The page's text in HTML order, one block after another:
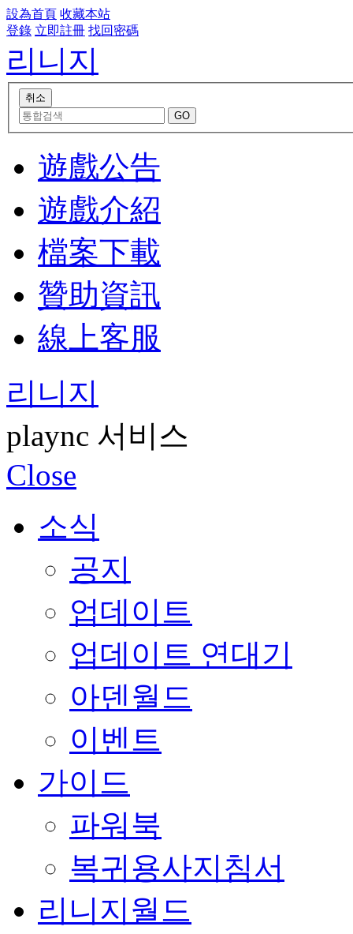
設為首頁 收藏本站
登錄 立即註冊 找回密碼
리니지
遊戲公告
遊戲介紹
檔案下載
贊助資訊
線上客服
리니지
plaync 서비스
Close
소식
공지
업데이트
업데이트 연대기
아덴월드
이벤트
가이드
파워북
복귀용사지침서
리니지월드